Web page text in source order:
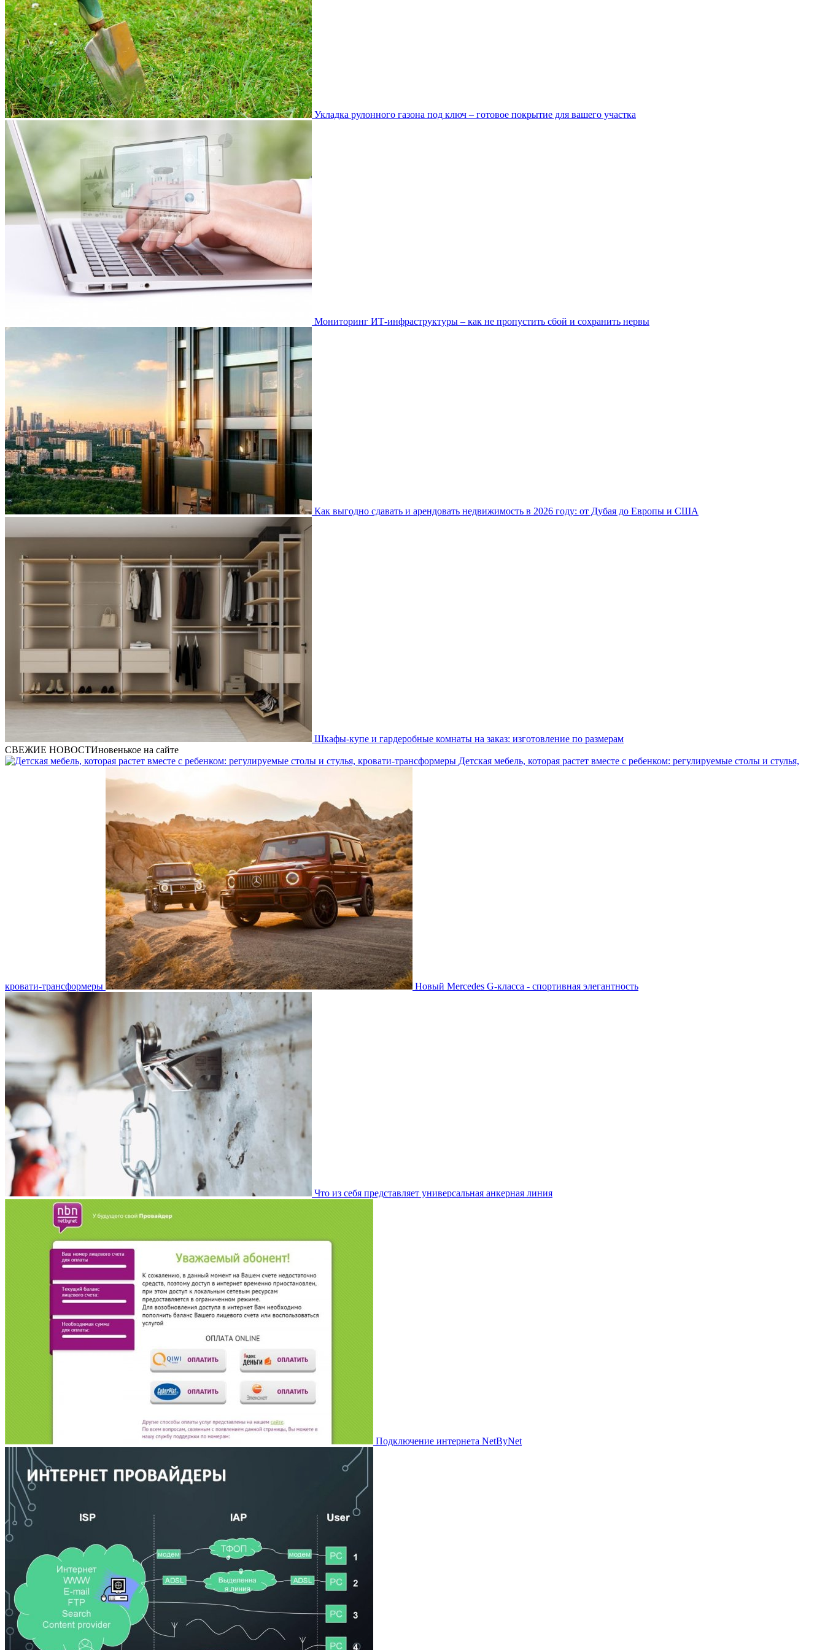
Укладка рулонного газона под ключ – готовое покрытие для вашего участка
Мониторинг ИТ-инфраструктуры – как не пропустить сбой и сохранить нервы
Как выгодно сдавать и арендовать недвижимость в 2026 году: от Дубая до Европы и США
Шкафы-купе и гардеробные комнаты на заказ: изготовление по размерам
СВЕЖИЕ НОВОСТИновенькое на сайте
Детская мебель, которая растет вместе с ребенком: регулируемые столы и стулья,
кровати-трансформеры Новый Mercedes G-класса - спортивная элегантность
Что из себя представляет универсальная анкерная линия
Подключение интернета NetByNet